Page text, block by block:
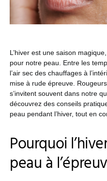
L’hiver est une saison
pour notre peau. Entre les
l’air sec des chauffages à
mise à rude épreuve.
s’invitent souvent dans notre
découvrez des conseils
peau pendant l’hiver, tout en
Pourquoi
peau à